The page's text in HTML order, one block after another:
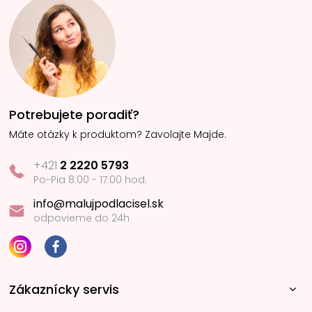
Potrebujete poradiť?
Máte otázky k produktom? Zavolajte Majde.
+421 2 2220 5793
Po-Pia 8:00 - 17:00 hod.
info@malujpodlacisel.sk
odpovieme do 24h
Zákaznícky servis